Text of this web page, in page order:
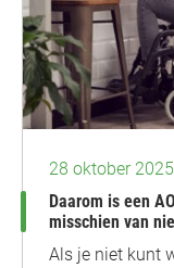
28 oktober 2025
Daarom is een
misschien van
Als je niet kunt